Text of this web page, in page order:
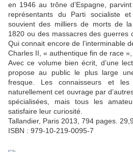
en 1946 au trône d’Espagne,
représentants du Parti socialiste
souvient des milliers de morts de
1820 ou des massacres des guerres
Qui connait encore de l’interminable
Charles II, « authentique fin de race
Avec ce volume bien écrit, d’une
propose au public le plus large
fresque. Les connaisseurs et les
naturellement cet ouvrage par
spécialisées, mais tous les
satisfaire leur curiosité.
Tallandier, Paris 2013, 794 pages.
ISBN : 979-10-219-0095-7